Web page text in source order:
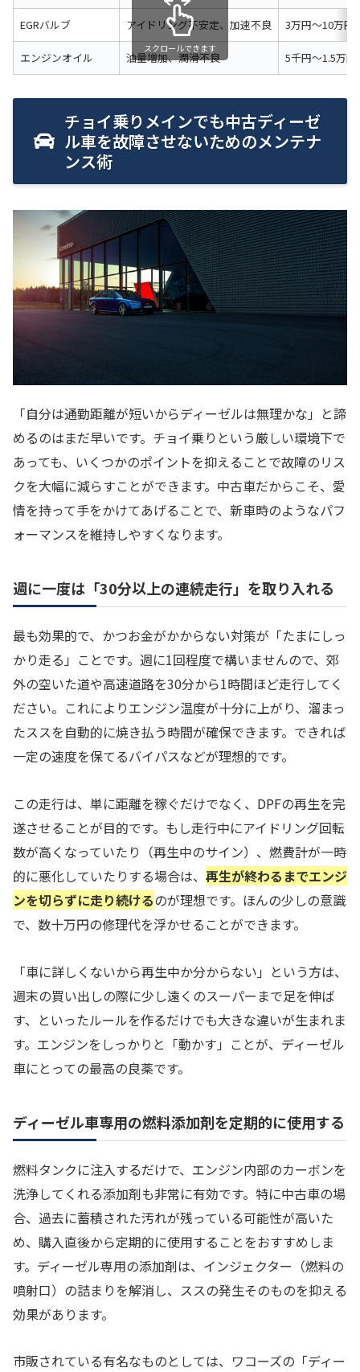
EGRバルブ アイドリング不安定、加速不良 3万円〜10万円
エンジンオイル 油量増加、潤滑不良 5千円〜1.5万
スクロールできます
チョイ乗りメインでも中古ディーゼ
ル車を故障させないためのメンテナ
ンス術
「自分は通勤距離が短いからディーゼルは無理かな」と諦
めるのはまだ早いです。チョイ乗りという厳しい環境下で
あっても、いくつかのポイントを抑えることで故障のリス
クを大幅に減らすことができます。中古車だからこそ、愛
情を持って手をかけてあげることで、新車時のようなパフ
ォーマンスを維持しやすくなります。
週に一度は「30分以上の連続走行」を取り入れる
最も効果的で、かつお金がかからない対策が「たまにしっ
かり走る」ことです。週に1回程度で構いませんので、郊
外の空いた道や高速道路を30分から1時間ほど走行してく
ださい。これによりエンジン温度が十分に上がり、溜まっ
たススを自動的に焼き払う時間が確保できます。できれば
一定の速度を保てるバイパスなどが理想的です。
この走行は、単に距離を稼ぐだけでなく、DPFの再生を完
遂させることが目的です。もし走行中にアイドリング回転
数が高くなっていたり（再生中のサイン）、燃費計が一時
的に悪化していたりする場合は、 再生が終わるまでエンジ
ンを切らずに走り続けるのが理想です。ほんの少しの意識
で、数十万円の修理代を浮かせることができます。
「車に詳しくないから再生中か分からない」という方は、
週末の買い出しの際に少し遠くのスーパーまで足を伸ば
す、といったルールを作るだけでも大きな違いが生まれま
す。エンジンをしっかりと「動かす」ことが、ディーゼル
車にとっての最高の良薬です。
ディーゼル車専用の燃料添加剤を定期的に使用する
燃料タンクに注入するだけで、エンジン内部のカーボンを
洗浄してくれる添加剤も非常に有効です。特に中古車の場
合、過去に蓄積された汚れが残っている可能性が高いた
め、購入直後から定期的に使用することをおすすめしま
す。ディーゼル専用の添加剤は、インジェクター（燃料の
噴射口）の詰まりを解消し、ススの発生そのものを抑える
効果があります。
市販されている有名なものとしては、ワコーズの「ディー